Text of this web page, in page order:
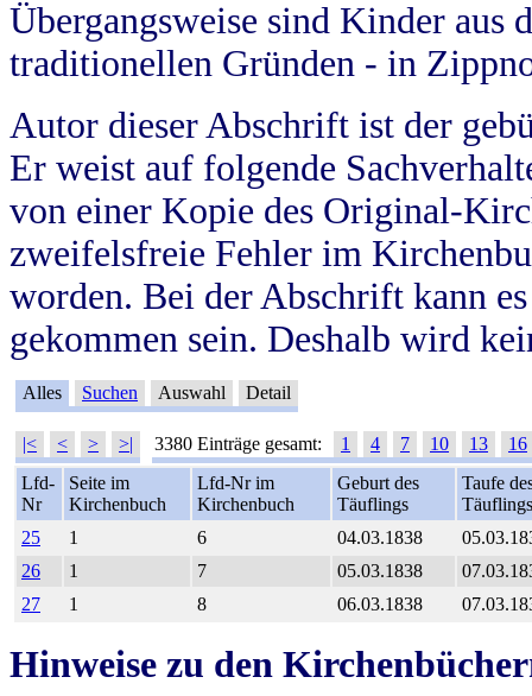
Übergangsweise sind Kinder aus
traditionellen Gründen - in
Autor dieser Abschrift ist der
Er weist auf folgende
von einer Kopie des Original-
zweifelsfreie Fehler im
worden. Bei der Abschrift kann
gekommen sein. Deshalb wird
Alles Suchen Auswahl Detail
|< < > >| 3380 Einträge gesamt: 1 4 7 10 13
16
Lfd-
Nr
Seite im
Kirchenbuch
Lfd-Nr im
Kirchenbuch
Geburt des
Täuflings
Taufe
Täuflings
25
1 6 04.03.1838
26
1 7 05.03.1838
27
1 8 06.03.1838
Hinweise zu den